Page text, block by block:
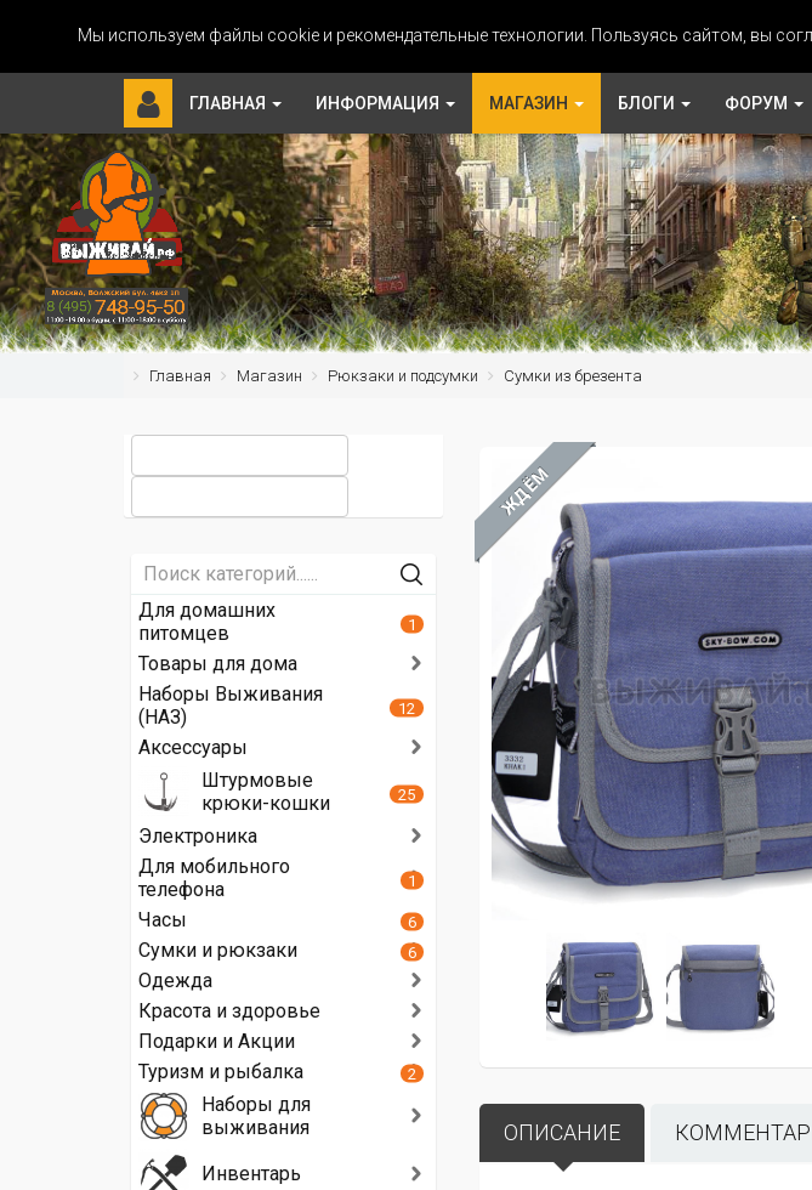
Мы используем файлы cookie и рекомендательные технологии. Пользуясь сайтом, вы
ГЛАВНАЯ ИНФОРМАЦИЯ МАГАЗИН БЛОГИ ФОРУМ
Главная Магазин Рюкзаки и подсумки Сумки из брезента
ЖДЁМ
ОПИСАНИЕ
Для домашних
питомцев
1
Товары для дома
Наборы Выживания
(НАЗ)
12
Аксессуары
Штурмовые
крюки-кошки
25
Электроника
Для мобильного
телефона
1
Часы 6
Сумки и рюкзаки 6
Одежда
Красота и здоровье
Подарки и Акции
Туризм и рыбалка
2
Наборы для
выживания
Инвентарь